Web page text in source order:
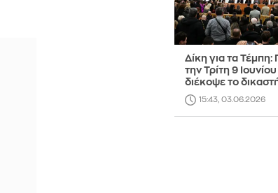
Δίκη για τα Τέμπη:
την Τρίτη 9 Ιουνίου
διέκοψε το
15:43, 03.06.2026